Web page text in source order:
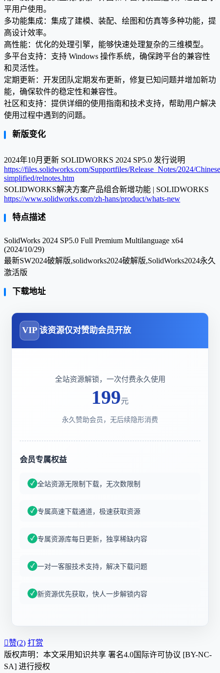
平用户使用。
多功能集成：集成了建模、装配、绘图和仿真等多种功能，提
高设计效率。
高性能：优化的处理引擎，能够快速处理复杂的三维模型。
多平台支持：支持 Windows 操作系统，确保跨平台的兼容性
和灵活性。
定期更新：开发团队定期发布更新，修复已知问题并增加新功
能，确保软件的稳定性和兼容性。
社区和支持：提供详细的使用指南和技术支持，帮助用户解决
使用过程中遇到的问题。
新版变化
2024年10月更新 SOLIDWORKS 2024 SP5.0 发行说明
https://files.solidworks.com/Supportfiles/Release_Notes/2024/
simplified/relnotes.htm
SOLIDWORKS解决方案产品组合新增功能 | SOLIDWORKS
https://www.solidworks.com/zh-hans/product/whats-new
特点描述
SolidWorks 2024 SP5.0 Full Premium Multilanguage x64
(2024/10/29)
最新SW2024破解版,solidworks2024破解版,SolidWorks2024永久
激活版
下载地址
VIP 该资源仅对赞助会员开放
全站资源解锁，一次付费永久使用
199元
永久赞助会员，无后续隐形消费
会员专属权益
全站资源无限制下载，无次数限制
专属高速下载通道，极速获取资源
专属资源库每日更新，独享稀缺内容
一对一客服技术支持，解决下载问题
新资源优先获取，快人一步解锁内容
赞(2) 打赏
版权声明：本文采用知识共享 署名4.0国际许可协议 [BY-NC-
SA] 进行授权